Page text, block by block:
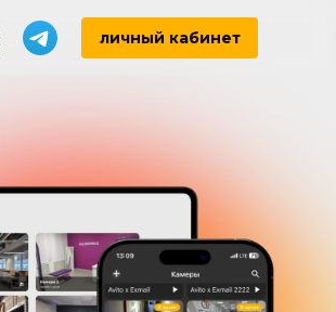
личный кабинет